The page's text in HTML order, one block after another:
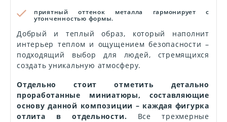
приятный оттенок металла гармонирует с
утонченностью формы.
Добрый и теплый образ, который наполнит
интерьер теплом и ощущением безопасности –
подходящий выбор для людей, стремящихся
создать уникальную атмосферу.
Отдельно стоит отметить детально
проработанные миниатюры, составляющие
основу данной композиции – каждая фигурка
отлита в отдельности. Все трехмерные